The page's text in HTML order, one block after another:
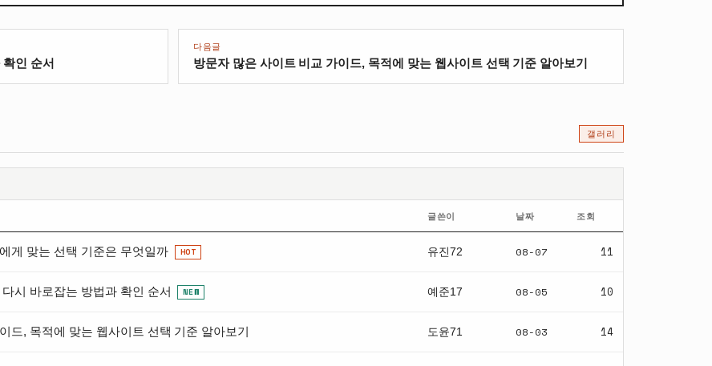
인 순서
다음글
방문자 많은 사이트 비교 가이드, 목적에 맞는 웹사이트 선택 기준 알아보기
갤러리
글쓴이 날짜 조회
게 맞는 선택 기준은 무엇일까 HOT 유진72 08-07 11
시 바로잡는 방법과 확인 순서 NEW 예준17 08-05 10
드, 목적에 맞는 웹사이트 선택 기준 알아보기 도윤71 08-03 14